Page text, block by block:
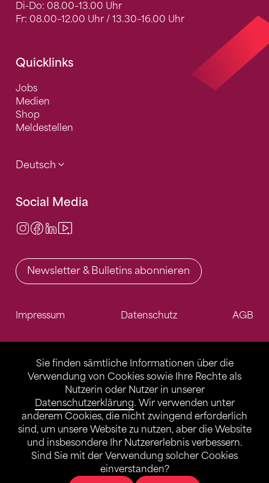
Sie finden sämtliche Informationen über die
Verwendung von Cookies sowie Ihre Rechte als
Nutzerin oder Nutzer in unserer
Datenschutzerklärung. Wir verwenden unter
anderem Cookies, die nicht zwingend erforderlich
sind, um unsere Website zu nutzen, aber die Website
und insbesondere Ihr Nutzererlebnis verbessern.
Sind Sie mit der Verwendung solcher Cookies
einverstanden?
Di-Do: 08.00–13.00 Uhr
Fr: 08.00–12.00 Uhr / 13.30–16.00 Uhr
Quicklinks
Jobs
Medien
Shop
Meldestellen
Deutsch
Social Media
Instagram
Facebook
LinkedIn
Newsletter & Bulletins abonnieren
Impressum Datenschutz AGB